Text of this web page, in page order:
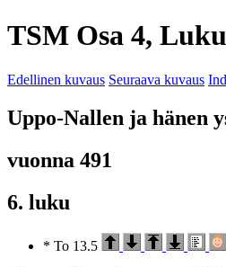
TSM Osa 4,
Edellinen kuvaus Seuraava kuvaus
Uppo-Nallen ja hänen
vuonna 491
6. luku
* To 13.5